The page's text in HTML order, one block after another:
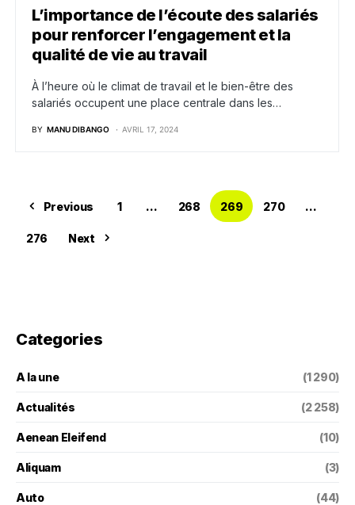
L’importance de l’écoute des salariés
pour renforcer l’engagement et la
qualité de vie au travail
À l’heure où le climat de travail et le bien-être des
salariés occupent une place centrale dans les…
BY MANU DIBANGO AVRIL 17, 2024
Previous 1 … 268 269 270 …
276 Next
Categories
A la une (1 290)
Actualités (2 258)
Aenean Eleifend (10)
Aliquam (3)
Auto (44)